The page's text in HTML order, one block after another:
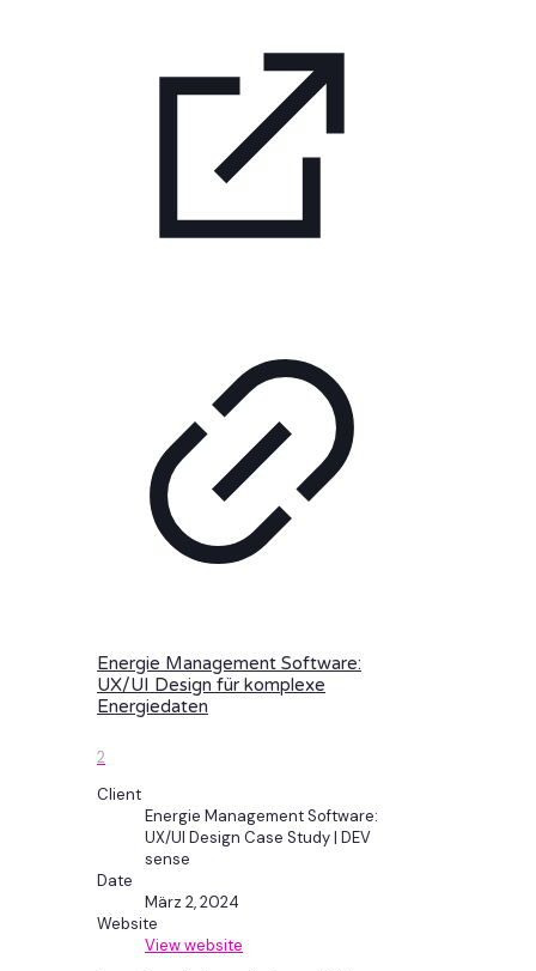
Energie Management Software:
UX/UI Design für komplexe
Energiedaten
2
Client
Energie Management Software:
UX/UI Design Case Study | DEV
sense
Date
März 2, 2024
Website
View website